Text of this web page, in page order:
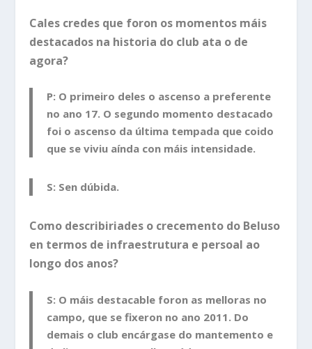
Cales credes que foron os momentos máis
destacados na historia do club ata o de
agora?
P: O primeiro deles o ascenso a preferente
no ano 17. O segundo momento destacado
foi o ascenso da última tempada que coido
que se viviu aínda con máis intensidade.
S: Sen dúbida.
Como describiriades o crecemento do Beluso
en termos de infraestrutura e persoal ao
longo dos anos?
S: O máis destacable foron as melloras no
campo, que se fixeron no ano 2011. Do
demais o club encárgase do mantemento e